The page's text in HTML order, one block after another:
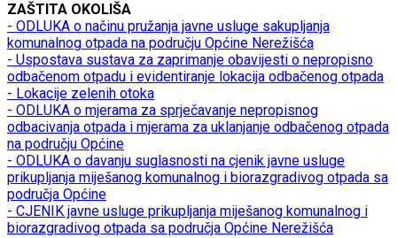
ZAŠTITA OKOLIŠA
- ODLUKA o načinu pružanja javne usluge sakupljanja
komunalnog otpada na području Općine Nerežišća
- Uspostava sustava za zaprimanje obavijesti o nepropisno
odbačenom otpadu i evidentiranje lokacija odbačenog otpada
- Lokacije zelenih otoka
- ODLUKA o mjerama za sprječavanje nepropisnog
odbacivanja otpada i mjerama za uklanjanje odbačenog otpada
na području Općine
- ODLUKA o davanju suglasnosti na cjenik javne usluge
prikupljanja miješanog komunalnog i biorazgradivog otpada sa
područja Općine
- CJENIK javne usluge prikupljanja miješanog komunalnog i
biorazgradivog otpada sa područja Općine Nerežišća